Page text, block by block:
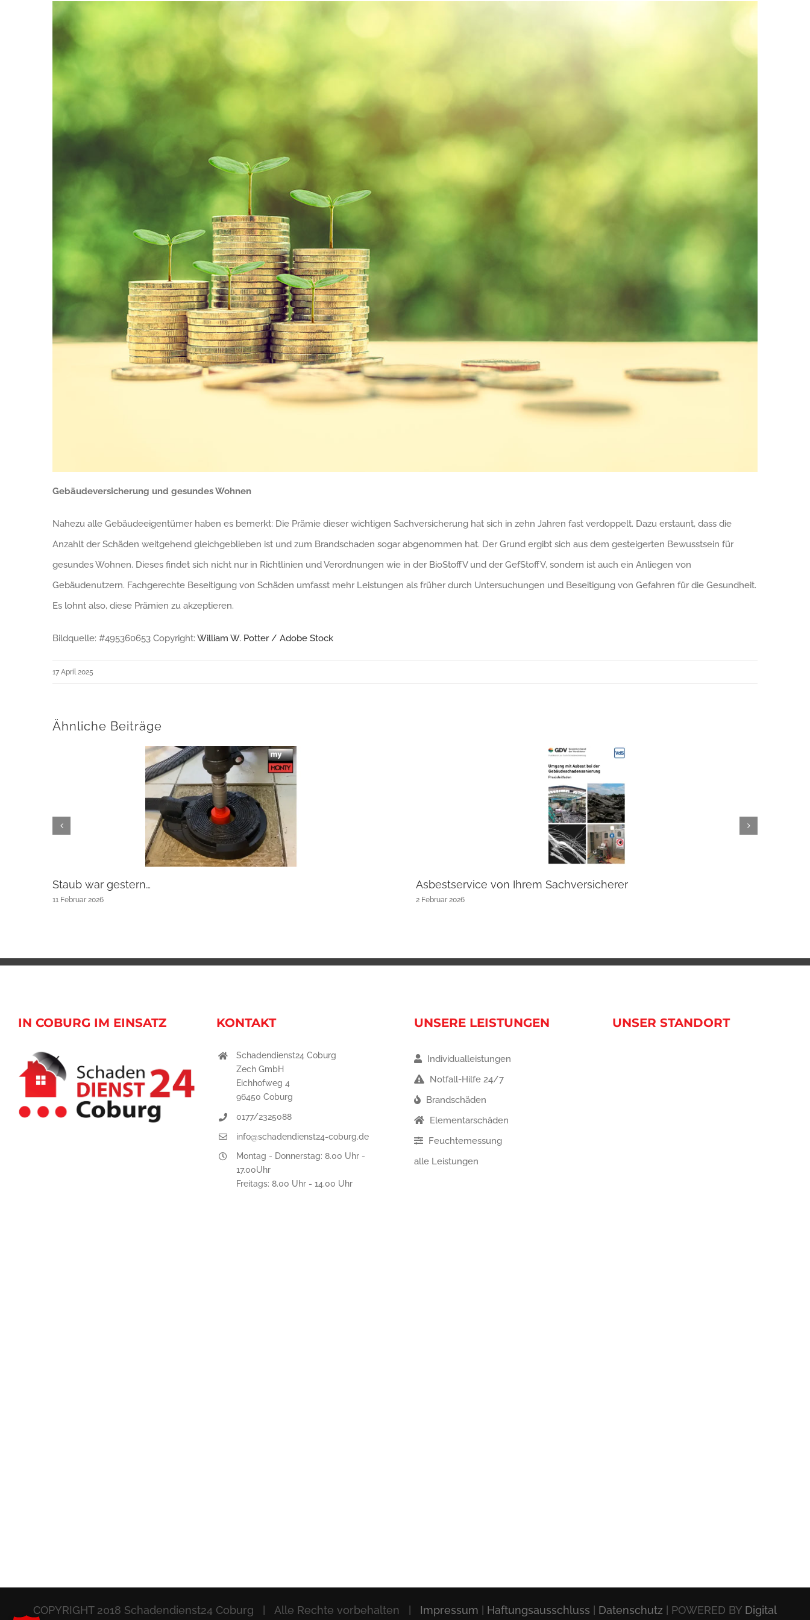
Gebäudeversicherung und gesundes Wohnen
Nahezu alle Gebäudeeigentümer haben es bemerkt: Die Prämie dieser wichtigen Sachversicherung hat sich in zehn Jahren fast verdoppelt. Dazu erstaunt, dass die
Anzahlt der Schäden weitgehend gleichgeblieben ist und zum Brandschaden sogar abgenommen hat. Der Grund ergibt sich aus dem gesteigerten Bewusstsein für
gesundes Wohnen. Dieses findet sich nicht nur in Richtlinien und Verordnungen wie in der BioStoffV und der GefStoffV, sondern ist auch ein Anliegen von
Gebäudenutzern. Fachgerechte Beseitigung von Schäden umfasst mehr Leistungen als früher durch Untersuchungen und Beseitigung von Gefahren für die Gesundheit.
Es lohnt also, diese Prämien zu akzeptieren.
Bildquelle: #495360653 Copyright: William W. Potter / Adobe Stock
17 April 2025
Ähnliche Beiträge
Staub war gestern…
11 Februar 2026
Asbestservice von Ihrem Sachversicherer
2 Februar 2026
IN COBURG IM EINSATZ KONTAKT
Schadendienst24 Coburg
Zech GmbH
Eichhofweg 4
96450 Coburg
0177/2325088
info@schadendienst24-coburg.de
Montag - Donnerstag: 8.00 Uhr -
17.00Uhr
Freitags: 8.00 Uhr - 14.00 Uhr
UNSERE LEISTUNGEN
Individualleistungen
Notfall-Hilfe 24/7
Brandschäden
Elementarschäden
Feuchtemessung
alle Leistungen
UNSER STANDORT
COPYRIGHT 2018 Schadendienst24 Coburg | Alle Rechte vorbehalten | Impressum Haftungsausschluss Datenschutz | POWERED BY Digital